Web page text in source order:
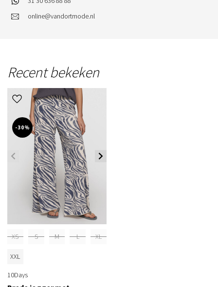
online@vandortmode.nl
Recent bekeken
-30%
XS S M L XL
XXL
10Days